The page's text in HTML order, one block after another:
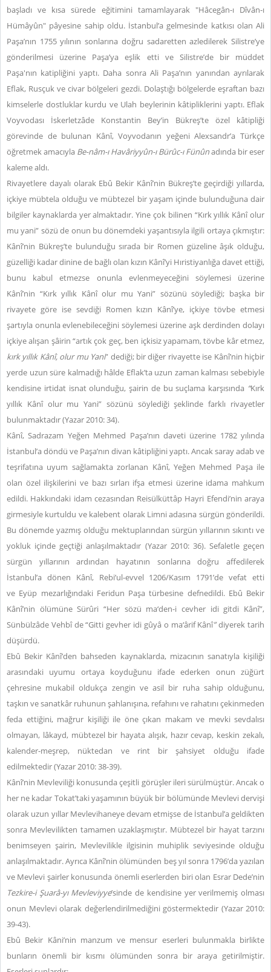
başladı ve kısa sürede eğitimini tamamlayarak "Hâcegân-ı Dîvân-ı
Hümâyûn" pâyesine sahip oldu. İstanbul’a gelmesinde katkısı olan Ali
Paşa’nın 1755 yılının sonlarına doğru sadaretten azledilerek Silistre’ye
gönderilmesi üzerine Paşa’ya eşlik etti ve Silistre’de bir müddet
Paşa'nın katipliğini yaptı. Daha sonra Ali Paşa’nın yanından ayrılarak
Eflak, Rusçuk ve civar bölgeleri gezdi. Dolaştığı bölgelerde eşraftan bazı
kimselerle dostluklar kurdu ve Ulah beylerinin kâtipliklerini yaptı. Eflak
Voyvodası İskerletzâde Konstantin Bey’in Bükreş’te özel kâtipliği
görevinde de bulunan Kânî, Voyvodanın yeğeni Alexsandr’a Türkçe
öğretmek amacıyla Be-nâm-ı Havâriyyûn-ı Bürûc-ı Fünûnadında bir eser
kaleme aldı.
Rivayetlere dayalı olarak Ebû Bekir Kânî’nin Bükreş’te geçirdiği yıllarda,
içkiye mübtela olduğu ve mübtezel bir yaşam içinde bulunduğuna dair
bilgiler kaynaklarda yer almaktadır. Yine çok bilinen “Kırk yıllık Kânî olur
mu yani” sözü de onun bu dönemdeki yaşantısıyla ilgili ortaya çıkmıştır:
Kânî’nin Bükreş’te bulunduğu sırada bir Romen güzeline âşık olduğu,
güzelliği kadar dinine de bağlı olan kızın Kânî’yi Hıristiyanlığa davet ettiği,
bunu kabul etmezse onunla evlenmeyeceğini söylemesi üzerine
Kânî’nin “Kırk yıllık Kânî olur mu Yani” sözünü söylediği; başka bir
rivayete göre ise sevdiği Romen kızın Kânî’ye, içkiye tövbe etmesi
şartıyla onunla evlenebileceğini söylemesi üzerine aşk derdinden dolayı
içkiye alışan şâirin “artık çok geç, ben içkisiz yapamam, tövbe kâr etmez,
kırk yıllık Kânî, olur mu Yani” dediği; bir diğer rivayette ise Kânî’nin hiçbir
yerde uzun süre kalmadığı hâlde Eflak’ta uzun zaman kalması sebebiyle
kendisine irtidat isnat olunduğu, şairin de bu suçlama karşısında “Kırk
yıllık Kânî olur mu Yani” sözünü söylediği şeklinde farklı rivayetler
bulunmaktadır (Yazar 2010: 34).
Kânî, Sadrazam Yeğen Mehmed Paşa’nın daveti üzerine 1782 yılında
İstanbul’a döndü ve Paşa’nın divan kâtipliğini yaptı. Ancak saray adab ve
teşrifatına uyum sağlamakta zorlanan Kânî, Yeğen Mehmed Paşa ile
olan özel ilişkilerini ve bazı sırları ifşa etmesi üzerine idama mahkum
edildi. Hakkındaki idam cezasından Reisülküttâp Hayri Efendi’nin araya
girmesiyle kurtuldu ve kalebent olarak Limni adasına sürgün gönderildi.
Bu dönemde yazmış olduğu mektuplarından sürgün yıllarının sıkıntı ve
yokluk içinde geçtiği anlaşılmaktadır (Yazar 2010: 36). Sefaletle geçen
sürgün yıllarının ardından hayatının sonlarına doğru affedilerek
İstanbul’a dönen Kânî, Rebi’ul-evvel 1206/Kasım 1791’de vefat etti
ve Eyüp mezarlığındaki Feridun Paşa türbesine defnedildi. Ebû Bekir
Kânî’nin ölümüne Sürûri “Her sözü ma‘den-i cevher idi gitdi Kânî”,
Sünbülzâde Vehbî de “Gitti gevher idi gûyâ o ma‘ârif Kânî”diyerek tarih
düşürdü.
Ebû Bekir Kânî’den bahseden kaynaklarda, mizacının sanatıyla kişiliği
arasındaki uyumu ortaya koyduğunu ifade ederken onun züğürt
çehresine mukabil oldukça zengin ve asil bir ruha sahip olduğunu,
taşkın ve sanatkâr ruhunun şahlanışına, refahını ve rahatını çekinmeden
feda ettiğini, mağrur kişiliği ile öne çıkan makam ve mevki sevdalısı
olmayan, lâkayd, mübtezel bir hayata alışık, hazır cevap, keskin zekalı,
kalender-meşrep, nüktedan ve rint bir şahsiyet olduğu ifade
edilmektedir (Yazar 2010: 38-39).
Kânî’nin Mevleviliği konusunda çeşitli görüşler ileri sürülmüştür. Ancak o
her ne kadar Tokat’taki yaşamının büyük bir bölümünde Mevlevi dervişi
olarak uzun yıllar Mevlevihaneye devam etmişse de İstanbul’a geldikten
sonra Mevlevilikten tamamen uzaklaşmıştır. Mübtezel bir hayat tarzını
benimseyen şairin, Mevlevilikle ilgisinin muhiplik seviyesinde olduğu
anlaşılmaktadır. Ayrıca Kânî’nin ölümünden beş yıl sonra 1796’da yazılan
ve Mevlevi şairler konusunda önemli eserlerden biri olan Esrar Dede’nin
Tezkire-i Şuarâ-yı Mevleviyye’sinde de kendisine yer verilmemiş olması
onun Mevlevi olarak değerlendirilmediğini göstermektedir (Yazar 2010:
39-43).
Ebû Bekir Kâni’nin manzum ve mensur eserleri bulunmakla birlikte
bunların önemli bir kısmı ölümünden sonra bir araya getirilmiştir.